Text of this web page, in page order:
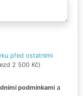
před ostatními
2 500 Kč)
podmínkami a